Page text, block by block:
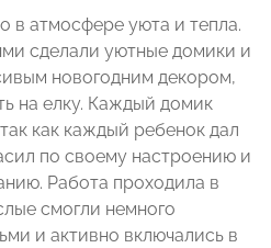
в атмосфере уюта и тепла.
сделали уютные домики и
новогодним декором,
на елку. Каждый домик
как каждый ребенок дал
по своему настроению и
Работа проходила в
смогли немного
и активно включались в